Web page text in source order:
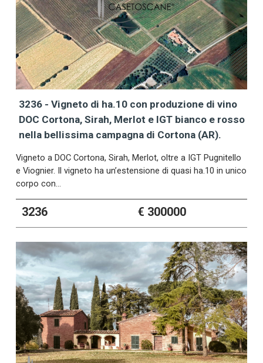
3236 - Vigneto di ha.10 con produzione di vino
DOC Cortona, Sirah, Merlot e IGT bianco e rosso
nella bellissima campagna di Cortona (AR).
Vigneto a DOC Cortona, Sirah, Merlot, oltre a IGT Pugnitello
e Viognier. Il vigneto ha un’estensione di quasi ha.10 in unico
corpo con…
3236 € 300000